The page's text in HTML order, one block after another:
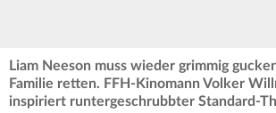
Liam Neeson muss wieder grimmig
Familie retten. FFH-Kinomann Volker
inspiriert runtergeschrubbter Standard-